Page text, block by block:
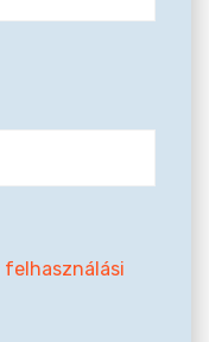
felhasználási